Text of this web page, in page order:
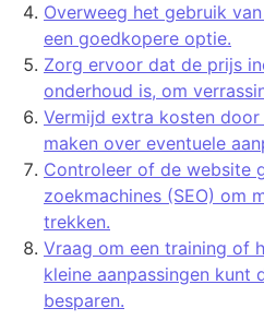
Overweeg het gebruik
een goedkopere optie.
Zorg ervoor dat de prijs
onderhoud is, om
Vermijd extra kosten
maken over eventuele
Controleer of de website
zoekmachines (SEO) om
trekken.
Vraag om een training of
kleine aanpassingen kunt
besparen.